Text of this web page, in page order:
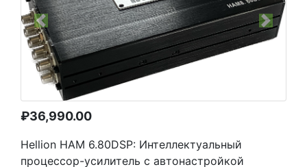
Previous Next
₽36,990.00
Hellion HAM 6.80DSP: Интеллектуальный
процессор-усилитель с автонастройкой